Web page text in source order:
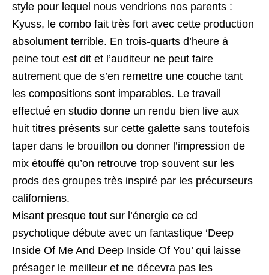
style pour lequel nous vendrions nos parents :
Kyuss, le combo fait très fort avec cette production
absolument terrible. En trois-quarts d’heure à
peine tout est dit et l’auditeur ne peut faire
autrement que de s’en remettre une couche tant
les compositions sont imparables. Le travail
effectué en studio donne un rendu bien live aux
huit titres présents sur cette galette sans toutefois
taper dans le brouillon ou donner l’impression de
mix étouffé qu’on retrouve trop souvent sur les
prods des groupes très inspiré par les précurseurs
californiens.
Misant presque tout sur l’énergie ce cd
psychotique débute avec un fantastique ‘Deep
Inside Of Me And Deep Inside Of You’ qui laisse
présager le meilleur et ne décevra pas les